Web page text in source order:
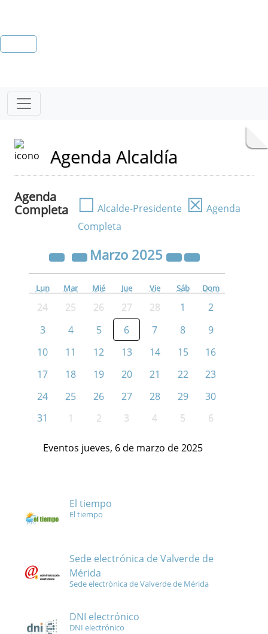
Agenda Alcaldía
Agenda
Completa
☐ Alcalde-Presidente ☒ Agenda
Completa
Marzo 2025
Lun Mar Mié Jue Vie Sáb Dom
24 25 26 27 28 1
2
3
4 5 6 7 8
9
10
11 12 13 14 15
16
17
18 19 20 21 22
23
24
25 26 27 28 29
30
31
1 2 3 4 5 6
Eventos jueves, 6 de marzo de 2025
El tiempo
El tiempo
Sede electrónica de Valverde de
Mérida
Sede electrónica de Valverde de Mérida
DNI electrónico
DNI electrónico